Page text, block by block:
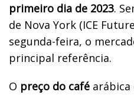
primeiro dia de 2023.
de Nova York (ICE
segunda-feira, o
principal referência.
O preço do café arábica